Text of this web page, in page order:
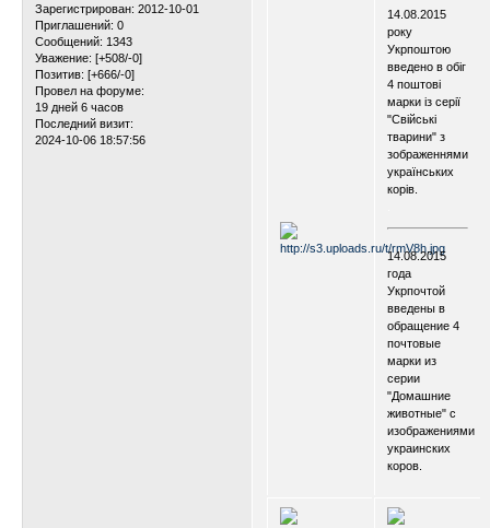
Зарегистрирован: 2012-10-01
Приглашений: 0
Сообщений: 1343
Уважение: [+508/-0]
Позитив: [+666/-0]
Провел на форуме:
19 дней 6 часов
Последний визит:
2024-10-06 18:57:56
14.08.2015
року
Укрпоштою
введено в обіг
4 поштові
марки із серії
"Свійські
тварини" з
зображеннями
українських
корів.
14.08.2015
года
Укрпочтой
введены в
обращение 4
почтовые
марки из
серии
"Домашние
животные" с
изображениями
украинских
коров.